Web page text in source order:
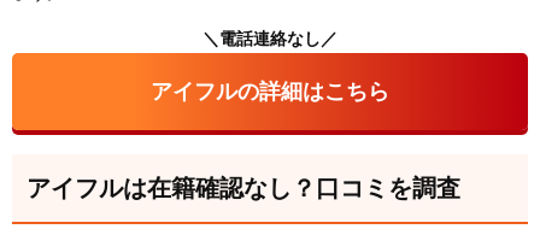
＼電話連絡なし／
アイフルの詳細はこちら
アイフルは在籍確認なし？口コミを調査